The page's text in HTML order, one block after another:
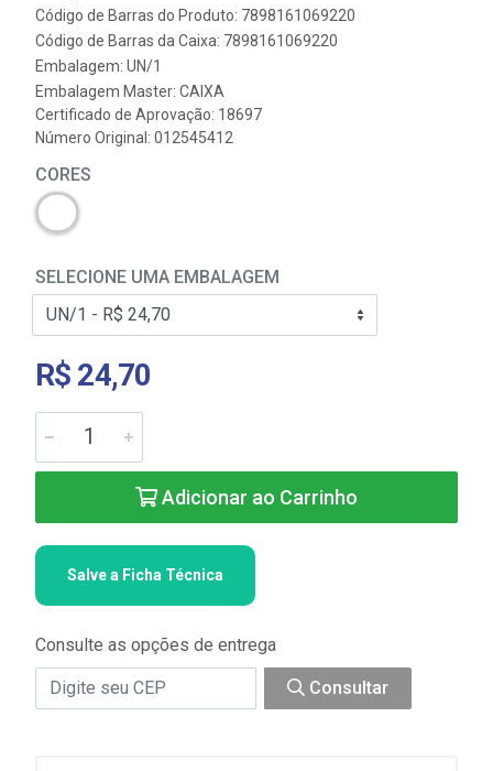
Código de Barras do Produto: 7898161069220
Código de Barras da Caixa: 7898161069220
Embalagem: UN/1
Embalagem Master: CAIXA
Certificado de Aprovação: 18697
Número Original: 012545412
CORES
SELECIONE UMA EMBALAGEM
R$ 24,70
Adicionar ao Carrinho
Salve a Ficha Técnica
Consulte as opções de entrega
Consultar